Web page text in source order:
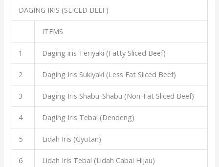
DAGING IRIS (SLICED BEEF)
ITEMS
1 Daging iris Teriyaki (Fatty Sliced Beef)
2 Daging Iris Sukiyaki (Less Fat Sliced Beef)
3 Daging Iris Shabu-Shabu (Non-Fat Sliced Beef)
4 Daging Iris Tebal (Dendeng)
5 Lidah Iris (Gyutan)
6 Lidah Iris Tebal (Lidah Cabai Hijau)